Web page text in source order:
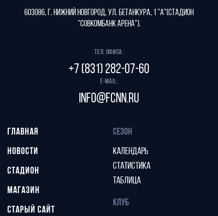
603086, г. Нижний Новгород, ул. Бетанкура, 1 "А"(стадион
"СОВКОМБАНК АРЕНА").
Тел. офиса:
+7 (831) 282-07-60
E-mail:
info@fcnn.ru
ГЛАВНАЯ
НОВОСТИ
СТАДИОН
МАГАЗИН
СТАРЫЙ САЙТ
СЕЗОН
КАЛЕНДАРЬ
СТАТИСТИКА
ТАБЛИЦА
КЛУБ